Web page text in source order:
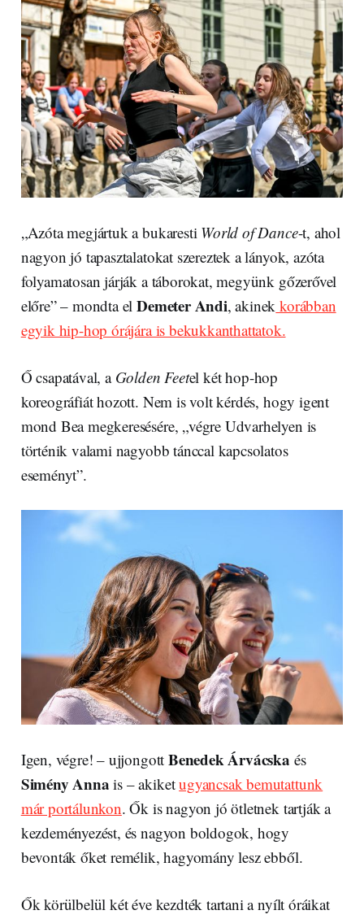
„Azóta megjártuk a bukaresti World of Dance-t, ahol
nagyon jó tapasztalatokat szereztek a lányok, azóta
folyamatosan járják a táborokat, megyünk gőzerővel
előre” – mondta elDemeter Andi, akinek korábban
egyik hip-hop órájára is bekukkanthattatok.
Ő csapatával, a Golden Feetel két hop-hop
koreográfiát hozott. Nem is volt kérdés, hogy igent
mond Bea megkeresésére, „végre Udvarhelyen is
történik valami nagyobb tánccal kapcsolatos
eseményt”.
Igen, végre! – ujjongott Benedek Árvácska és
Simény Anna is – akiketugyancsak bemutattunk
már portálunkon. Ők is nagyon jó ötletnek tartják a
kezdeményezést, és nagyon boldogok, hogy
bevonták őket remélik, hagyomány lesz ebből.
Ők körülbelül két éve kezdték tartani a nyílt óráikat